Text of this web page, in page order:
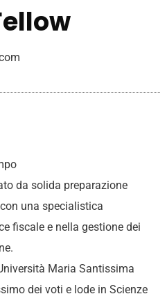
da solida preparazione
una specialistica
fiscale e nella gestione dei
Maria Santissima
dei voti e lode in Scienze